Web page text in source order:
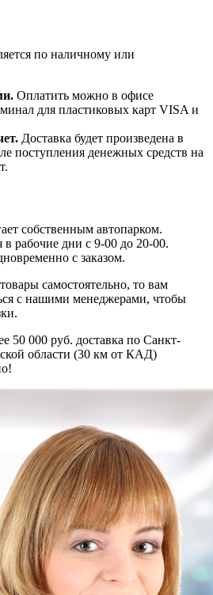
по наличному или
Оплатить можно в офисе
для пластиковых карт VISA и
Доставка будет произведена в
поступления денежных средств на
собственным автопарком.
в рабочие дни с 9-00 до 20-00.
с заказом.
самостоятельно, то вам
с нашими менеджерами, чтобы
50 000 руб. доставка по Санкт-
области (30 км от КАД)